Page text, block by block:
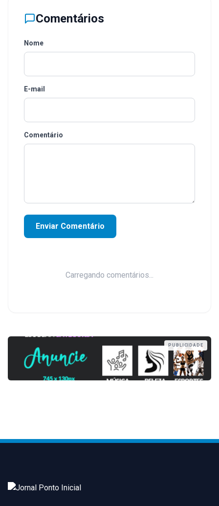
Comentários
Nome
E-mail
Comentário
Enviar Comentário
Carregando comentários...
PUBLICIDADE